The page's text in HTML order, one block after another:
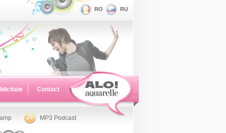
RO RU
Contact
MP3 Podcast